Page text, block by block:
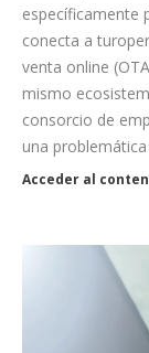
específicamente
conecta a
venta online
mismo
consorcio de
una
Acceder al